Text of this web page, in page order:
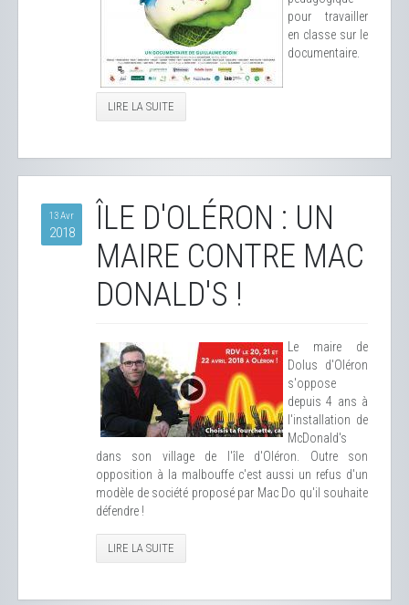
pour travailler
en classe sur le
documentaire.
LIRE LA SUITE
13 Avr
2018
ÎLE D'OLÉRON : UN
MAIRE CONTRE MAC
DONALD'S !
Le maire de
Dolus d'Oléron
s'oppose
depuis 4 ans à
l'installation de
McDonald's
dans son village de l'île d'Oléron. Outre son
opposition à la malbouffe c'est aussi un refus d'un
modèle de société proposé par Mac Do qu'il souhaite
défendre !
LIRE LA SUITE